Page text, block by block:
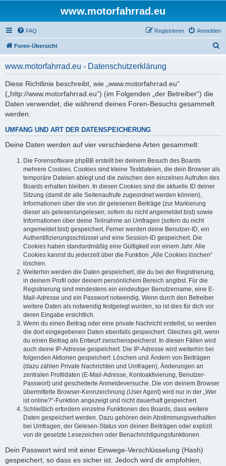
www.motorfahrrad.eu
FAQ Anmelden
Registrieren
Foren-Übersicht
www.motorfahrrad.eu - Datenschutzerklärung
Diese Richtlinie beschreibt, wie „www.motorfahrrad.eu“
(„http://www.motorfahrrad.eu“) (im Folgenden „der Betreiber“) die
Daten verwendet, die während deines Foren-Besuchs gesammelt
werden.
UMFANG UND ART DER DATENSPEICHERUNG
Deine Daten werden auf vier verschiedene Arten gesammelt:
Die Forensoftware phpBB erstellt bei deinem Besuch des Boards
mehrere Cookies. Cookies sind kleine Textdateien, die dein Browser als
temporäre Dateien ablegt und die zwischen den einzelnen Aufrufen des
Boards erhalten bleiben. In diesen Cookies sind die aktuelle ID deiner
Sitzung (damit dir alle Seitenaufrufe zugeordnet werden können),
Informationen über die von dir gelesenen Beiträge (zur Markierung
dieser als gelesen/ungelesen; sofern du nicht angemeldet bist) sowie
Informationen über deine Teilnahme an Umfragen (sofern du nicht
angemeldet bist) gespeichert. Ferner werden deine Benutzer-ID, ein
Authentifizierungsschlüssel und eine Session-ID gespeichert. Die
Cookies haben standardmäßig eine Gültigkeit von einem Jahr. Alle
Cookies kannst du jederzeit über die Funktion „Alle Cookies löschen“
löschen.
Weiterhin werden die Daten gespeichert, die du bei der Registrierung,
in deinem Profil oder deinem persönlichem Bereich angibst. Für die
Registrierung sind mindestens ein eindeutiger Benutzername, eine E-
Mail-Adresse und ein Passwort notwendig. Wenn durch den Betreiber
weitere Daten als notwendig festgelegt wurden, so ist dies für dich vor
deren Eingabe ersichtlich.
Wenn du einen Beitrag oder eine private Nachricht erstellst, so werden
die dort eingegebenen Daten ebenfalls gespeichert. Gleiches gilt, wenn
du einen Beitrag als Entwurf zwischenspeicherst. In diesen Fällen wird
auch deine IP-Adresse gespeichert. Die IP-Adresse wird weiterhin bei
folgenden Aktionen gespeichert: Löschen und Ändern von Beiträgen
(dazu zählen Private Nachrichten und Umfragen), Änderungen an
zentralen Profildaten (E-Mail-Adresse, Kontoaktivierung, Benutzer-
Passwort) und gescheiterte Anmeldeversuche. Die von deinem Browser
übermittelte Browser-Kennzeichnung (User Agent) wird nur in der „Wer
ist online?“-Funktion angezeigt und nicht dauerhaft gespeichert.
Schließlich erfordern einzelne Funktionen des Boards, dass weitere
Daten gespeichert werden. Dazu gehören dein Abstimmungsverhalten
bei Umfragen, der Gelesen-Status von deinen Beiträgen oder explizit
von dir gesetzte Lesezeichen oder Benachrichtigungsfunktionen.
Dein Passwort wird mit einer Einwege-Verschlüsselung (Hash)
gespeichert, so dass es sicher ist. Jedoch wird dir empfohlen,